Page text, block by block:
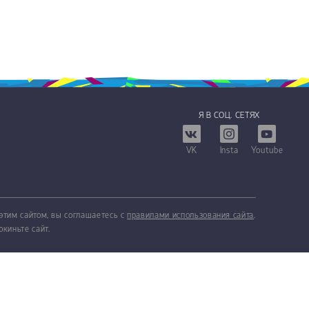
Я В СОЦ. СЕТЯХ
VK Insta Youtube
сайтом, вы соглашаетесь справилами использования сайта.
сайт.